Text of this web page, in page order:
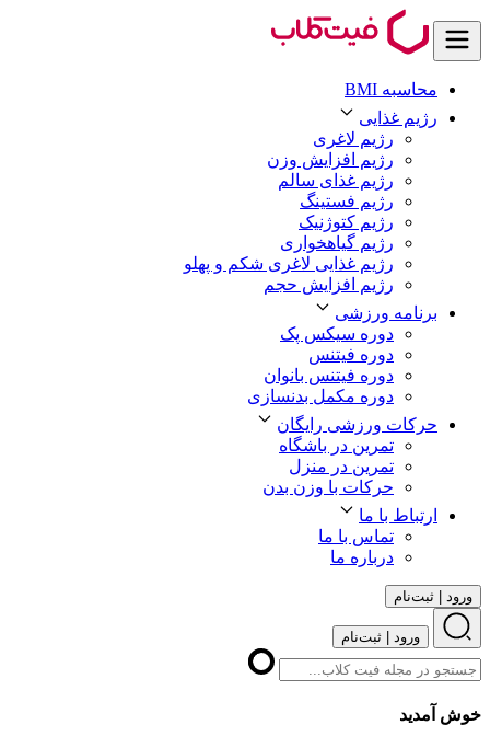
محاسبه BMI
رژیم غذایی
رژیم لاغری
رژیم افزایش وزن
رژیم غذای سالم
رژیم فستینگ
رژیم کتوژنیک
رژیم گیاهخواری
رژیم غذایی لاغری شکم و پهلو
رژیم افزایش حجم
برنامه ورزشی
دوره سیکس پک
دوره فیتنس
دوره فیتنس بانوان
دوره مکمل بدنسازی
حرکات ورزشی رایگان
تمرین در باشگاه
تمرین در منزل
حرکات با وزن بدن
ارتباط با ما
تماس با ما
درباره ما
ورود | ثبت‌نام
ورود | ثبت‌نام
خوش آمدید